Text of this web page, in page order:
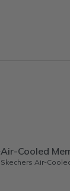
Air-Cooled
Skechers Air-